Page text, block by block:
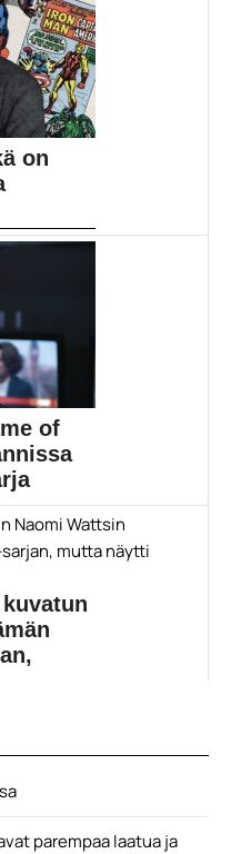
on
of
kehut ja
parempaa laatua ja